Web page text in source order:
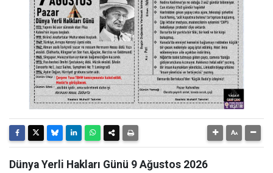
Dünya Yerli Hakları Günü 9 Ağustos 2026